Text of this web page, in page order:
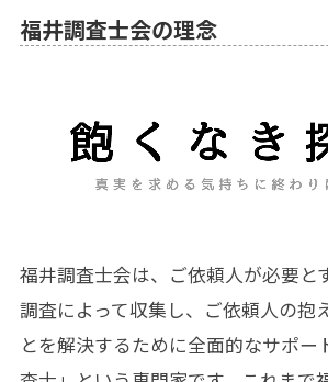
福井調査士会の理念
福井調査士会は、ご依頼人が必要と
調査によって収集し、ご依頼人の抱
とを解決するために全面的なサポー